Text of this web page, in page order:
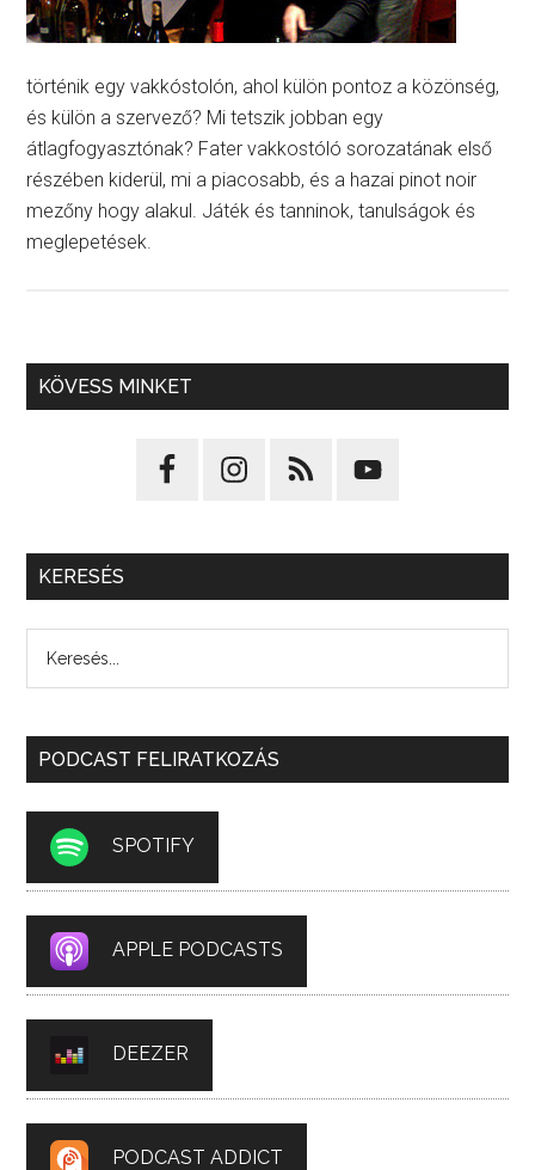
történik egy vakkóstolón, ahol külön pontoz a közönség,
és külön a szervező? Mi tetszik jobban egy
átlagfogyasztónak? Fater vakkostóló sorozatának első
részében kiderül, mi a piacosabb, és a hazai pinot noir
mezőny hogy alakul. Játék és tanninok, tanulságok és
meglepetések.
KÖVESS MINKET
KERESÉS
PODCAST FELIRATKOZÁS
SPOTIFY
APPLE PODCASTS
DEEZER
PODCAST ADDICT